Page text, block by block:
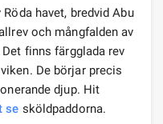
havet, bredvid Abu
och mångfalden av
finns färgglada rev
De börjar precis
djup. Hit
se sköldpaddorna.